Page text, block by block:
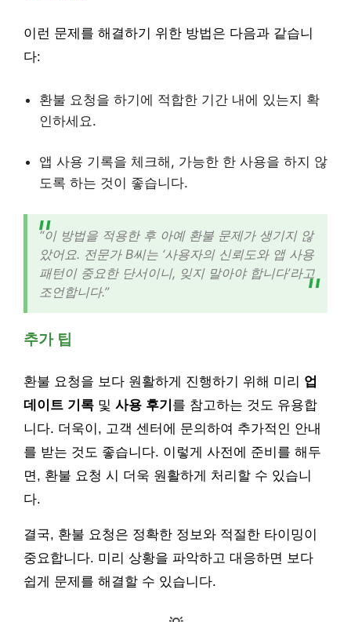
이런 문제를 해결하기 위한 방법은 다음과 같습니
다:
환불 요청을 하기에 적합한 기간 내에 있는지 확
인하세요.
앱 사용 기록을 체크해, 가능한 한 사용을 하지 않
도록 하는 것이 좋습니다.
“이 방법을 적용한 후 아예 환불 문제가 생기지 않
았어요. 전문가 B씨는 ‘사용자의 신뢰도와 앱 사용
패턴이 중요한 단서이니, 잊지 말아야 합니다’라고
조언합니다.”
추가 팁
환불 요청을 보다 원활하게 진행하기 위해 미리 업
데이트 기록 및 사용 후기 를 참고하는 것도 유용합
니다. 더욱이, 고객 센터에 문의하여 추가적인 안내
를 받는 것도 좋습니다. 이렇게 사전에 준비를 해두
면, 환불 요청 시 더욱 원활하게 처리할 수 있습니
다.
결국, 환불 요청은 정확한 정보와 적절한 타이밍이
중요합니다. 미리 상황을 파악하고 대응하면 보다
쉽게 문제를 해결할 수 있습니다.